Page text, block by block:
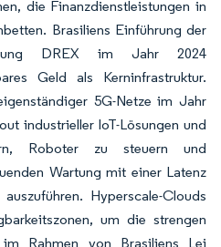
die Finanzdienstleistungen in
Brasiliens Einführung der
DREX im Jahr 2024
Geld als Kerninfrastruktur.
5G-Netze im Jahr
industrieller IoT-Lösungen und
Roboter zu steuern und
Wartung mit einer Latenz
Hyperscale-Clouds
um die strengen
im Rahmen von Brasiliens Lei